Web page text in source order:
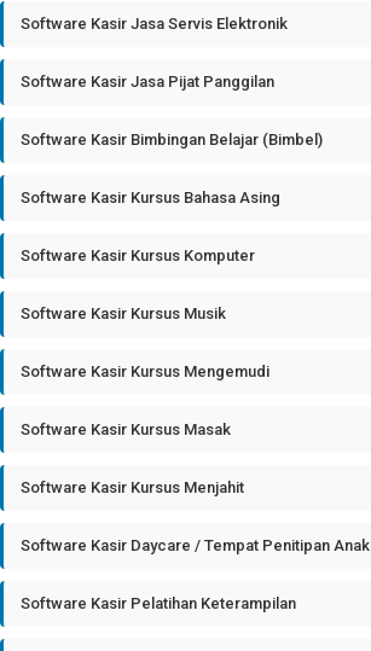
Software Kasir Jasa Servis Elektronik
Software Kasir Jasa Pijat Panggilan
Software Kasir Bimbingan Belajar (Bimbel)
Software Kasir Kursus Bahasa Asing
Software Kasir Kursus Komputer
Software Kasir Kursus Musik
Software Kasir Kursus Mengemudi
Software Kasir Kursus Masak
Software Kasir Kursus Menjahit
Software Kasir Daycare / Tempat Penitipan Anak
Software Kasir Pelatihan Keterampilan